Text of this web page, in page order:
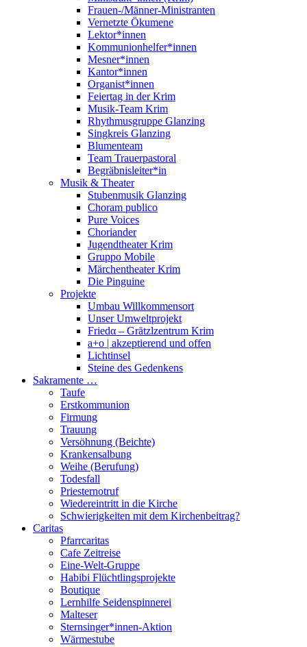
Frauen-/Männer-Ministranten
Vernetzte Ökumene
Lektor*innen
Kommunionhelfer*innen
Mesner*innen
Kantor*innen
Organist*innen
Feiertag in der Krim
Musik-Team Krim
Rhythmusgruppe Glanzing
Singkreis Glanzing
Blumenteam
Team Trauerpastoral
Begräbnisleiter*in
Musik & Theater
Stubenmusik Glanzing
Choram publico
Pure Voices
Choriander
Jugendtheater Krim
Gruppo Mobile
Märchentheater Krim
Die Pinguine
Projekte
Umbau Willkommensort
Unser Umweltprojekt
Friedα – Grätzlzentrum Krim
a+o | akzeptierend und offen
Lichtinsel
Steine des Gedenkens
Sakramente …
Taufe
Erstkommunion
Firmung
Trauung
Versöhnung (Beichte)
Krankensalbung
Weihe (Berufung)
Todesfall
Priesternotruf
Wiedereintritt in die Kirche
Schwierigkeiten mit dem Kirchenbeitrag?
Caritas
Pfarrcaritas
Cafe Zeitreise
Eine-Welt-Gruppe
Habibi Flüchtlingsprojekte
Boutique
Lernhilfe Seidenspinnerei
Malteser
Sternsinger*innen-Aktion
Wärmestube